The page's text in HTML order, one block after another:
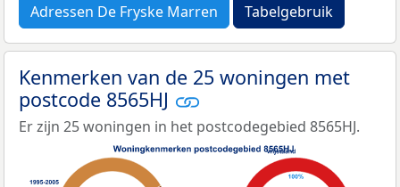
Adressen De Fryske Marren Tabelgebruik
Kenmerken van de 25 woningen met
postcode 8565HJ
Er zijn 25 woningen in het postcodegebied 8565HJ.